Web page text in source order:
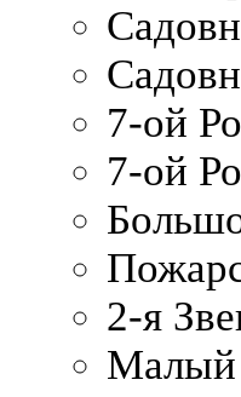
7-ой
7-ой
2-я
Малый